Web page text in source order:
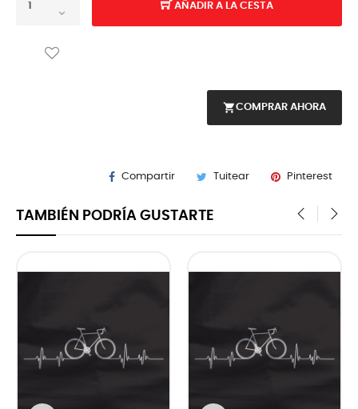
AÑADIR A LA CESTA
shopping_cartCOMPRAR AHORA
Compartir Tuitear Pinterest
TAMBIÉN PODRÍA GUSTARTE